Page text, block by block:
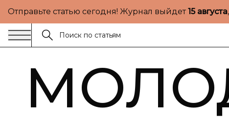
Отправьте статью сегодня! Журнал выйдет15 августа